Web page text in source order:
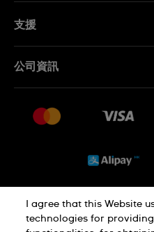
支援
銷售條款
公司資訊
就業機會
I agree that this Website
technologies for